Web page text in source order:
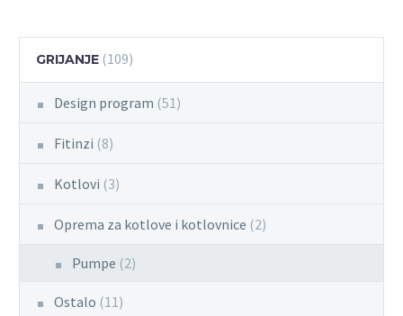
GRIJANJE (109)
Design program (51)
Fitinzi (8)
Kotlovi (3)
Oprema za kotlove i kotlovnice (2)
Pumpe (2)
Ostalo (11)